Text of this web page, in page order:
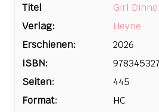
Titel
Girl
Verlag:
Heyne
Erschienen:
2026
ISBN:
Seiten:
445
Format:
HC